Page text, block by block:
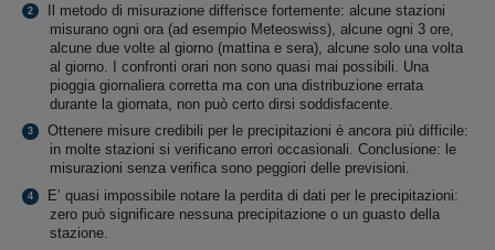
Il metodo di misurazione differisce fortemente: alcune stazioni
misurano ogni ora (ad esempio Meteoswiss), alcune ogni 3 ore,
alcune due volte al giorno (mattina e sera), alcune solo una volta
al giorno. I confronti orari non sono quasi mai possibili. Una
pioggia giornaliera corretta ma con una distribuzione errata
durante la giornata, non può certo dirsi soddisfacente.
Ottenere misure credibili per le precipitazioni è ancora più difficile:
in molte stazioni si verificano errori occasionali. Conclusione: le
misurazioni senza verifica sono peggiori delle previsioni.
E’ quasi impossibile notare la perdita di dati per le precipitazioni:
zero può significare nessuna precipitazione o un guasto della
stazione.